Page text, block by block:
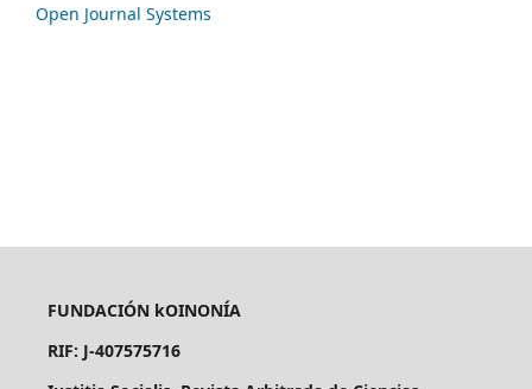
Open Journal Systems
FUNDACIÓN kOINONÍA
RIF: J-407575716